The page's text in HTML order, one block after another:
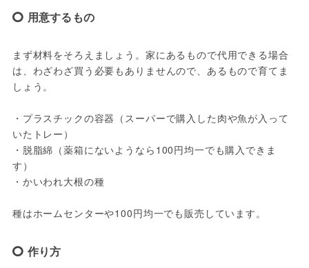
用意するもの
まず材料をそろえましょう。家にあるもので代用できる場合
は、わざわざ買う必要もありませんので、あるもので育てま
しょう。
・プラスチックの容器（スーパーで購入した肉や魚が入って
いたトレー）
・脱脂綿（薬箱にないようなら100円均一でも購入できま
す）
・かいわれ大根の種
種はホームセンターや100円均一でも販売しています。
作り方